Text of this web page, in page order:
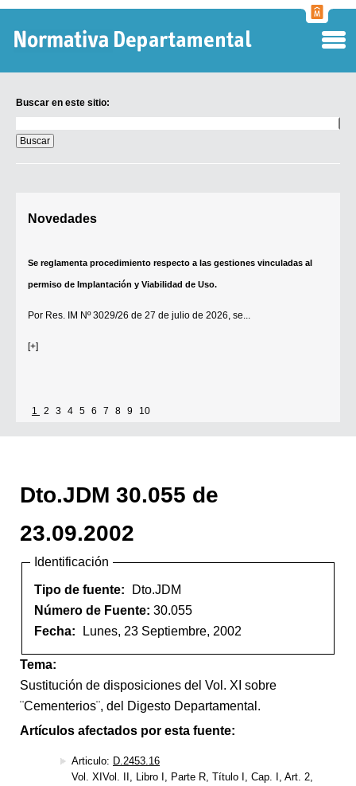
Buscar en este sitio:
en
este
sitio:
Novedades
Se reglamenta procedimiento respecto a las gestiones vinculadas al
permiso de Implantación y Viabilidad de Uso.
Por Res. IM Nº 3029/26 de 27 de julio de 2026, se...
[+]
1 2 3 4 5 6 7 8 9 10
Dto.JDM 30.055 de
23.09.2002
Identificación
Tipo de fuente:
Dto.JDM
Número de Fuente: 30.055
Fecha:
Lunes, 23 Septiembre, 2002
Tema:
Sustitución de disposiciones del Vol. XI sobre
¨Cementerios¨, del Digesto Departamental.
Artículos afectados por esta fuente:
Articulo: D.2453.16
Vol. XIVol. II, Libro I, Parte R, Título I, Cap. I, Art. 2,